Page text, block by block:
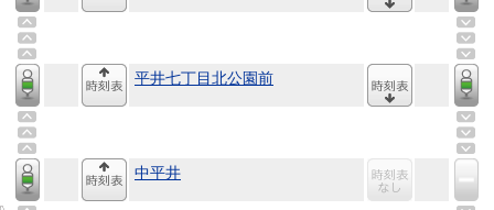
平井七丁目北公園前
中平井